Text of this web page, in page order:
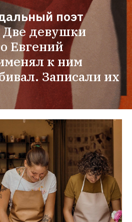
поэт
Две девушки
Евгений
к ним
Записали их